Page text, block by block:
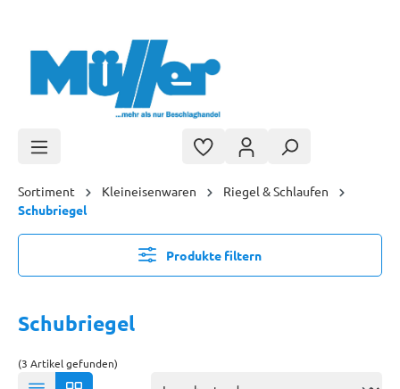
Sortiment Kleineisenwaren
Riegel & Schlaufen
Schubriegel
Produkte filtern
Schubriegel
(3 Artikel gefunden)